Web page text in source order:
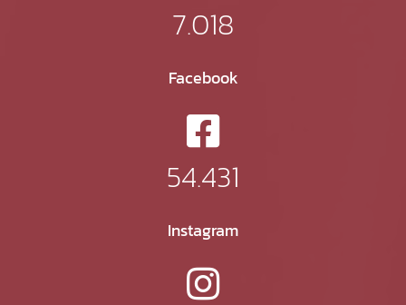
7.018
Facebook
54.431
Instagram